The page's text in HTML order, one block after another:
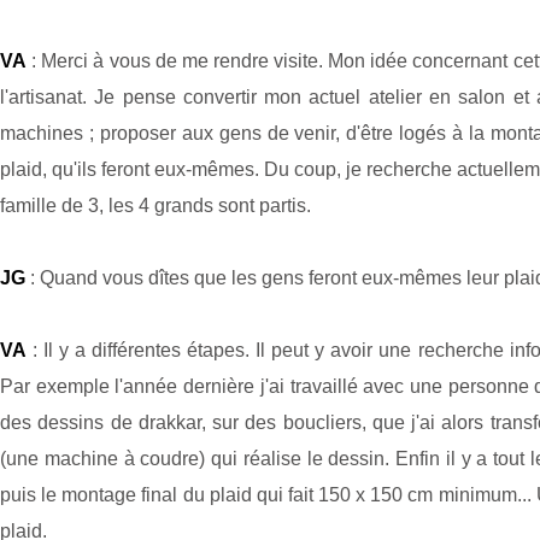
VA : Merci à vous de me rendre visite. Mon idée concernant
l'artisanat. Je pense convertir mon actuel atelier en salon
machines ; proposer aux gens de venir, d'être logés à la
plaid, qu'ils feront eux-mêmes. Du coup, je recherche
famille de 3, les 4 grands sont partis.
JG : Quand vous dîtes que les gens feront eux-mêmes leur
VA : Il y a différentes étapes. Il peut y avoir une recherche
Par exemple l'année dernière j'ai travaillé avec une
des dessins de drakkar, sur des boucliers, que j'ai alors
(une machine à coudre) qui réalise le dessin. Enfin il y a tout
puis le montage final du plaid qui fait 150 x 150 cm
plaid.